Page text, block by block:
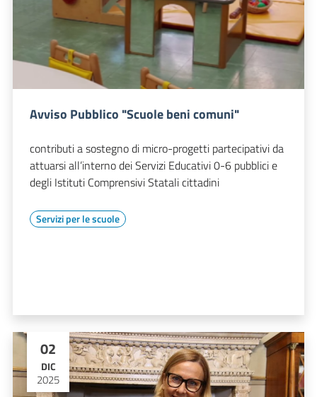
Avviso Pubblico "Scuole beni comuni"
contributi a sostegno di micro-progetti partecipativi da
attuarsi all’interno dei Servizi Educativi 0-6 pubblici e
degli Istituti Comprensivi Statali cittadini
Servizi per le scuole
02
DIC
2025